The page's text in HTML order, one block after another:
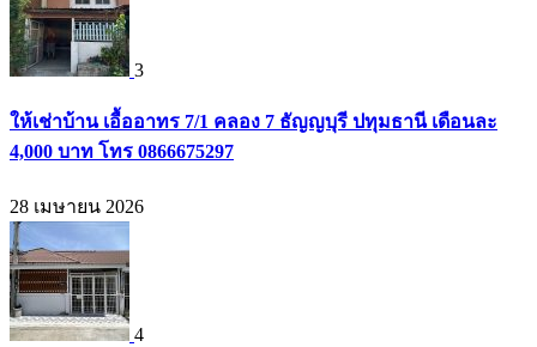
3
ให้เช่าบ้าน เอื้ออาทร 7/1 คลอง 7 ธัญญบุรี ปทุมธานี เดือนละ
4,000 บาท โทร 0866675297
28 เมษายน 2026
4